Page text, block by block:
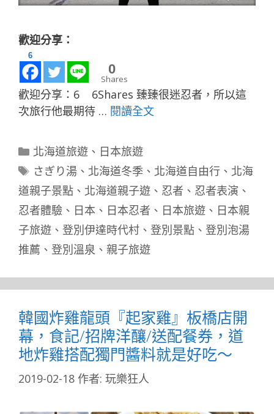
歡迎分享：
6
0
Shares
歡迎分享：6 6Shares 臻臻很迷忍者，所以這
次旅行他最期待 … 閱讀全文
分
類
北海道旅遊、 日本旅遊
標
籤
さぎり湯、 北海道冬季 、 北海道自由行、 北海
道親子景點 、 北海道親子遊 、 忍者 、 忍者表演 、
忍者體驗 、 日本 、 日本忍者 、 日本旅遊 、 日本親
子旅遊 、 登別伊達時代村 、 登別景點 、 登別泡湯
推薦 、 登別溫泉 、 親子旅遊
韓國炸雞龍頭『起家雞』板橋店開
幕，食記/招牌洋釀/送配餐券，道
地炸雞搭配獨門醬料就是好吃～
2019-02-18 作者: 玩樂狂人